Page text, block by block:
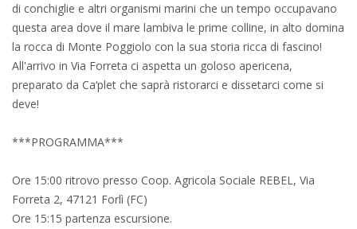
di conchiglie e altri organismi marini che un tempo occupavano
questa area dove il mare lambiva le prime colline, in alto domina
la rocca di Monte Poggiolo con la sua storia ricca di fascino!
All'arrivo in Via Forreta ci aspetta un goloso apericena,
preparato da Ca‘plet che saprà ristorarci e dissetarci come si
deve!
***PROGRAMMA***
Ore 15:00 ritrovo presso Coop. Agricola Sociale REBEL, Via
Forreta 2, 47121 Forlì (FC)
Ore 15:15 partenza escursione.